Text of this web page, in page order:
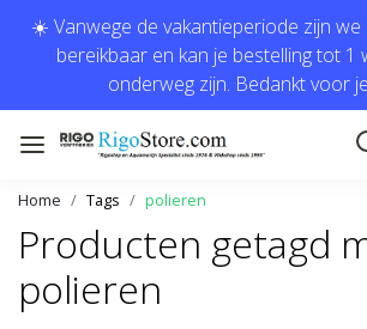
☀️ Vanwege de vakantieperiode zijn we
bereikbaar en kan je bestelling tot 1
onderweg zijn. Bedankt voor
Home Tags polieren
Producten getagd
polieren